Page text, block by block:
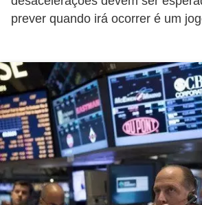
prever quando irá ocorrer é um
o
d
u
c
a
ç
ã
o